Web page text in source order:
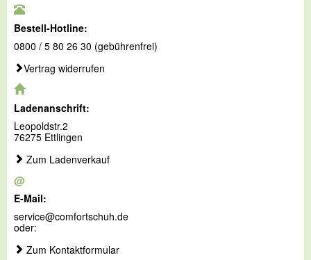
Bestell-Hotline:
0800 / 5 80 26 30 (gebührenfrei)
Vertrag widerrufen
Ladenanschrift:
Leopoldstr.2
76275 Ettlingen
Zum Ladenverkauf
@
E-Mail:
service@comfortschuh.de
oder:
Zum Kontaktformular